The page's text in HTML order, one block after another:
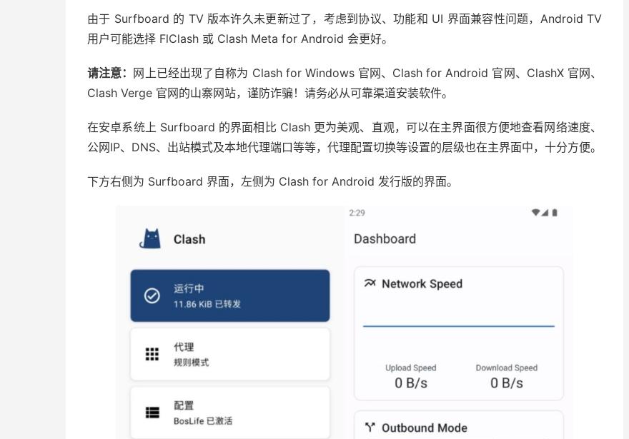
由于 Surfboard 的 TV 版本许久未更新过了，考虑到协议、功能和 UI 界面兼容性问题，Android TV
用户可能选择 FlClash 或 Clash Meta for Android 会更好。
请注意： 网上已经出现了自称为 Clash for Windows 官网、Clash for Android 官网、ClashX 官网、
Clash Verge 官网的山寨网站，谨防诈骗！请务必从可靠渠道安装软件。
在安卓系统上 Surfboard 的界面相比 Clash 更为美观、直观，可以在主界面很方便地查看网络速度、
公网IP、DNS、出站模式及本地代理端口等等，代理配置切换等设置的层级也在主界面中，十分方便。
下方右侧为 Surfboard 界面，左侧为 Clash for Android 发行版的界面。